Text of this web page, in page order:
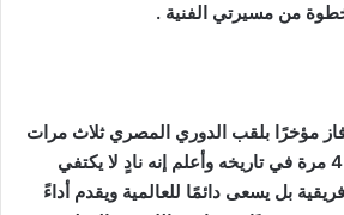
من مسيرتي الفنية .
فاز مؤخرًا بلقب الدوري المصري ثلاث مرات
متتالية وحقق البطولة 45 مرة في تاريخه وأعلم إنه نادٍ لا يكتفي
بل يسعى دائمًا للعالمية ويقدم أداءً